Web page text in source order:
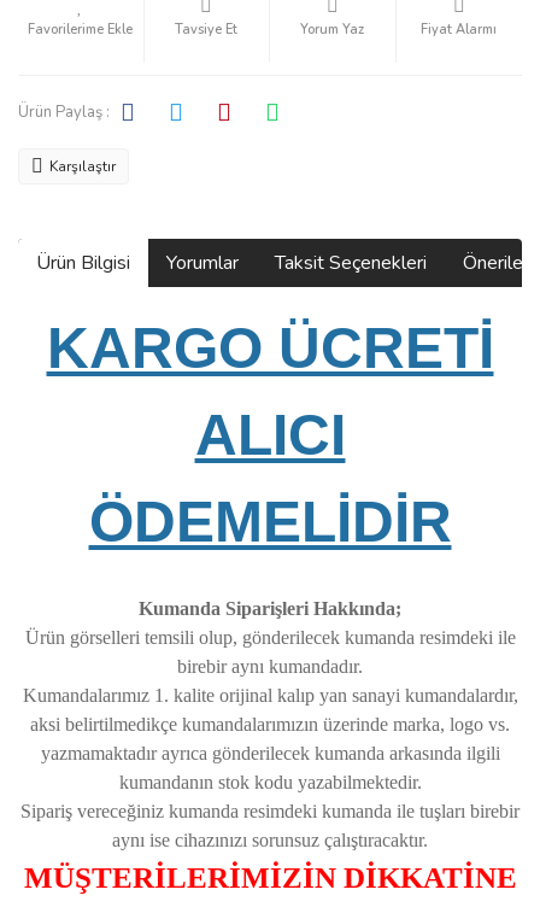
Tavsiye Et Yorum Yaz Fiyat Alarmı
Ürün Paylaş :
Karşılaştır
Ürün Bilgisi Yorumlar Taksit Seçenekleri
KARGO ÜCRETİ
ALICI
ÖDEMELİDİR
Kumanda Siparişleri Hakkında;
Ürün görselleri temsili olup, gönderilecek kumanda resimdeki ile
birebir aynı kumandadır.
Kumandalarımız 1. kalite orijinal kalıp yan sanayi kumandalardır,
aksi belirtilmedikçe kumandalarımızın üzerinde marka, logo vs.
yazmamaktadır ayrıca gönderilecek kumanda arkasında ilgili
kumandanın stok kodu yazabilmektedir.
Sipariş vereceğiniz kumanda resimdeki kumanda ile tuşları birebir
aynı ise cihazınızı sorunsuz çalıştıracaktır.
MÜŞTERİLERİMİZİN DİKKATİNE